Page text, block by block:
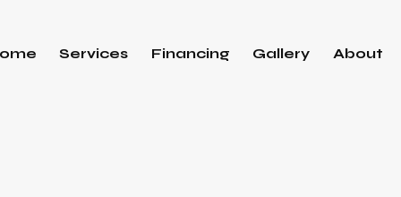
Services Financing Gallery About